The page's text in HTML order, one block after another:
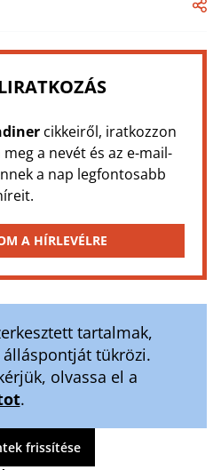
cikkeiről, iratkozzon
a nevét és az e-mail-
a nap legfontosabb
A HÍRLEVÉLRE
tartalmak,
tükrözi.
olvassa el a
.
frissítése